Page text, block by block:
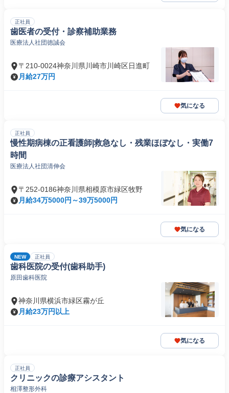
正社員
歯医者の受付・診察補助業務
医療法人社団徳誠会
〒210-0024神奈川県川崎市川崎区日進町
月給27万円
気になる
正社員
慢性期病棟の正看護師|救急なし・残業ほぼなし・実働7
時間
医療法人社団清伸会
〒252-0186神奈川県相模原市緑区牧野
月給34万5000円～39万5000円
気になる
NEW 正社員
歯科医院の受付(歯科助手)
原田歯科医院
神奈川県横浜市緑区霧が丘
月給23万円以上
気になる
正社員
クリニックの診療アシスタント
相澤整形外科